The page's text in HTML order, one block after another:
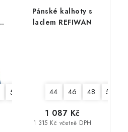
54 58 60 62 64
Pánské kalhoty s
laclem REFIWAN
44 46 48 50
1 315 Kč včetně DPH
1 087 Kč